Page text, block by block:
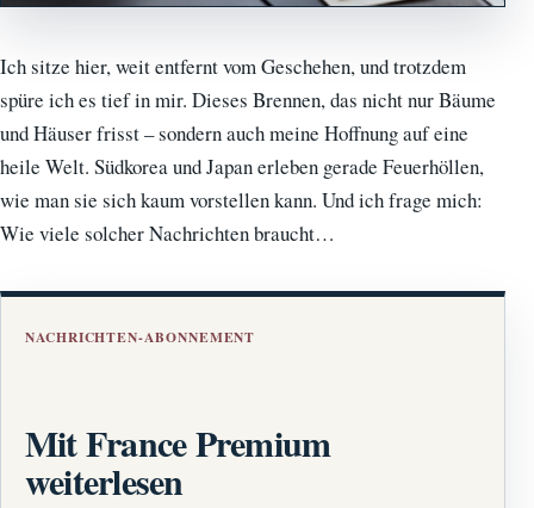
Ich sitze hier, weit entfernt vom Geschehen, und trotzdem
spüre ich es tief in mir. Dieses Brennen, das nicht nur Bäume
und Häuser frisst – sondern auch meine Hoffnung auf eine
heile Welt. Südkorea und Japan erleben gerade Feuerhöllen,
wie man sie sich kaum vorstellen kann. Und ich frage mich:
Wie viele solcher Nachrichten braucht…
NACHRICHTEN-ABONNEMENT
Mit France Premium
weiterlesen